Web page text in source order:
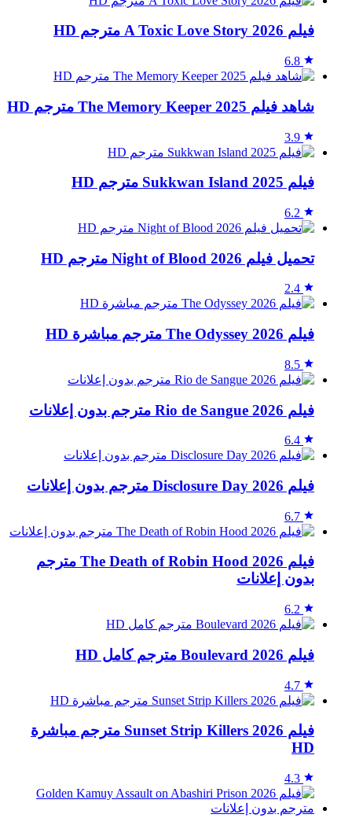
فيلم A Toxic Love Story 2026 مترجم HD
6.8
شاهد فيلم The Memory Keeper 2025 مترجم HD
3.9
فيلم Sukkwan Island 2025 مترجم HD
6.2
تحميل فيلم Night of Blood 2026 مترجم HD
2.4
فيلم The Odyssey 2026 مترجم مباشرة HD
8.5
فيلم Rio de Sangue 2026 مترجم بدون إعلانات
6.4
فيلم Disclosure Day 2026 مترجم بدون إعلانات
6.7
فيلم The Death of Robin Hood 2026 مترجم
بدون إعلانات
6.2
فيلم Boulevard 2026 مترجم كامل HD
4.7
فيلم Sunset Strip Killers 2026 مترجم مباشرة
HD
4.3